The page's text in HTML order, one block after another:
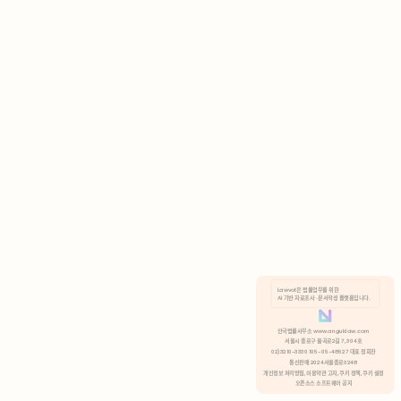
분석 쿠키 허용
Lawvot은 법률업무를 위한
AI 기반 자료조사 · 문서작성 플랫폼입니다.
안국법률사무소 www.anguklaw.com
서울시 종로구 율곡로2길 7, 304호
02)3210-3330 105-05-48527 대표 정희찬
통신판매 2024서울종로0248
개인정보 처리방침, 이용약관 고지, 쿠키 정책, 쿠키 설정
오픈소스 소프트웨어 공지